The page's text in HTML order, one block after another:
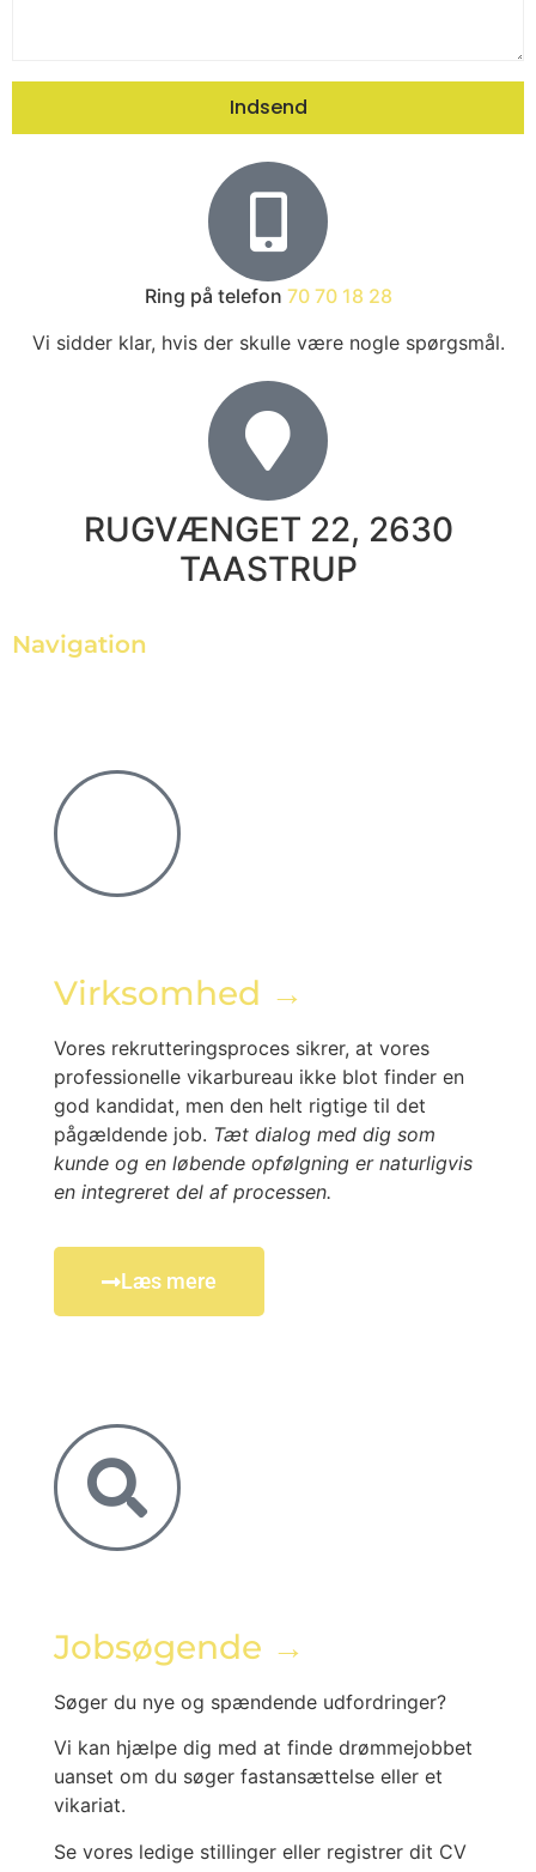
Ring på telefon 70 70 18 28
Vi sidder klar, hvis der skulle være nogle spørgsmål.
RUGVÆNGET 22, 2630
TAASTRUP
Navigation
Virksomhed →
Vores rekrutteringsproces sikrer, at vores
professionelle vikarbureau ikke blot finder en
god kandidat, men den helt rigtige til det
pågældende job. Tæt dialog med dig som
kunde og en løbende opfølgning er naturligvis
en integreret del af processen.
Læs mere
Jobsøgende →
Søger du nye og spændende udfordringer?
Vi kan hjælpe dig med at finde drømmejobbet
uanset om du søger fastansættelse eller et
vikariat.
Se vores ledige stillinger eller registrer dit CV